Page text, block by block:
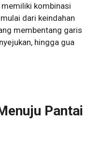
memiliki kombinasi
dari keindahan
membentang garis
hingga gua
Pantai